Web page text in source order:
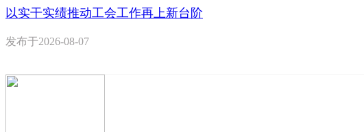
以实干实绩推动工会工作再上新台阶
发布于2026-08-07